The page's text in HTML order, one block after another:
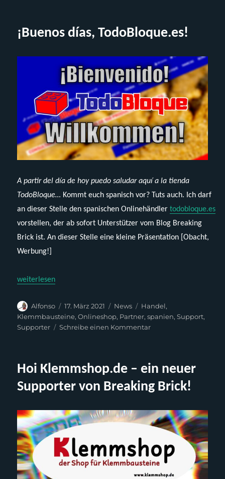
¡Buenos días, TodoBloque.es!
A partir del día de hoy puedo saludar aquí a la tienda
TodoBloque… Kommt euch spanisch vor? Tuts auch. Ich darf
an dieser Stelle den spanischen Onlinehändlertodobloque.es
vorstellen, der ab sofort Unterstützer vom Blog Breaking
Brick ist. An dieser Stelle eine kleine Präsentation [Obacht,
Werbung!]
„¡Buenos días, TodoBloque.es!“
weiterlesen
Autor
Alfonso
Veröffentlicht
am
17. März 2021 Kategorien
News Schlagwörter
Handel,
Klemmbausteine,Onlineshop, Partner,spanien,Support,
Supporter
Schreibe einen Kommentarzu
Hoi Klemmshop.de – ein neuer
Supporter von Breaking Brick!